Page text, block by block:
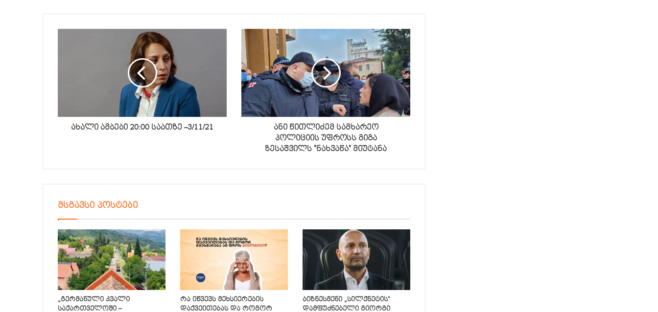
ახალი ამბები 20:00 საათზე –3/11/21
ანი წითლიძემ სამხარეო
პოლიციის უფროსს გიგა
ზესაშვილს "ნახვაწა" მიუტანა
მსგავსი პოსტები
„გერმანული კვალი
საქართველოში –
რა იწვევს მეხსიერების
დაქვეითებას და როგორ
ბიზნესმენი „სილქნეტის“
დამფუძნებელი გიორგი